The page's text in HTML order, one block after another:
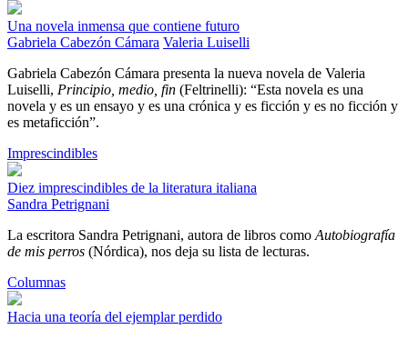
Una novela inmensa que contiene futuro
Gabriela Cabezón Cámara Valeria Luiselli
Gabriela Cabezón Cámara presenta la nueva novela de Valeria
Luiselli, Principio, medio, fin (Feltrinelli): “Esta novela es una
novela y es un ensayo y es una crónica y es ficción y es no ficción y
es metaficción”.
Imprescindibles
Diez imprescindibles de la literatura italiana
Sandra Petrignani
La escritora Sandra Petrignani, autora de libros como Autobiografía
de mis perros (Nórdica), nos deja su lista de lecturas.
Columnas
Hacia una teoría del ejemplar perdido